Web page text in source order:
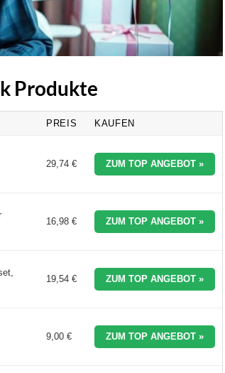
Produkte
PREIS KAUFEN
29,74 € ZUM TOP ANGEBOT »
16,98 € ZUM TOP ANGEBOT »
19,54 € ZUM TOP ANGEBOT »
9,00 € ZUM TOP ANGEBOT »